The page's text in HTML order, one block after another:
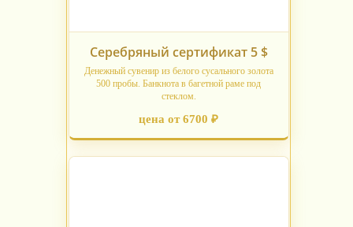
Серебряный сертификат 5 $
Денежный сувенир из белого сусального золота
500 пробы. Банкнота в багетной раме под
стеклом.
цена от 6700 ₽